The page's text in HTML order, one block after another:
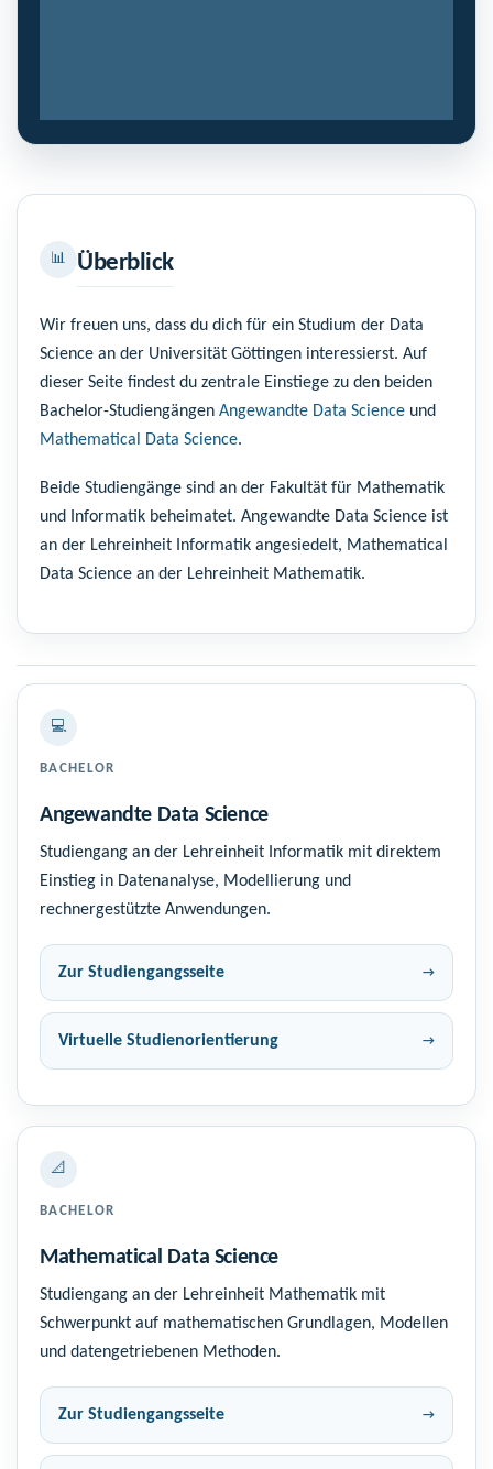
📊 Überblick
Wir freuen uns, dass du dich für ein Studium der Data
Science an der Universität Göttingen interessierst. Auf
dieser Seite findest du zentrale Einstiege zu den beiden
Bachelor-Studiengängen Angewandte Data Science und
Mathematical Data Science.
Beide Studiengänge sind an der Fakultät für Mathematik
und Informatik beheimatet. Angewandte Data Science ist
an der Lehreinheit Informatik angesiedelt, Mathematical
Data Science an der Lehreinheit Mathematik.
💻
BACHELOR
Angewandte Data Science
Studiengang an der Lehreinheit Informatik mit direktem
Einstieg in Datenanalyse, Modellierung und
rechnergestützte Anwendungen.
Zur Studiengangsseite
Virtuelle Studienorientierung
📐
BACHELOR
Mathematical Data Science
Studiengang an der Lehreinheit Mathematik mit
Schwerpunkt auf mathematischen Grundlagen, Modellen
und datengetriebenen Methoden.
Zur Studiengangsseite